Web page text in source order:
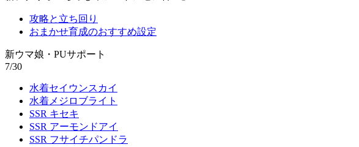
攻略と立ち回り
おまかせ育成のおすすめ設定
新ウマ娘・PUサポート
7/30
水着セイウンスカイ
水着メジロブライト
SSR キセキ
SSR アーモンドアイ
SSR フサイチパンドラ